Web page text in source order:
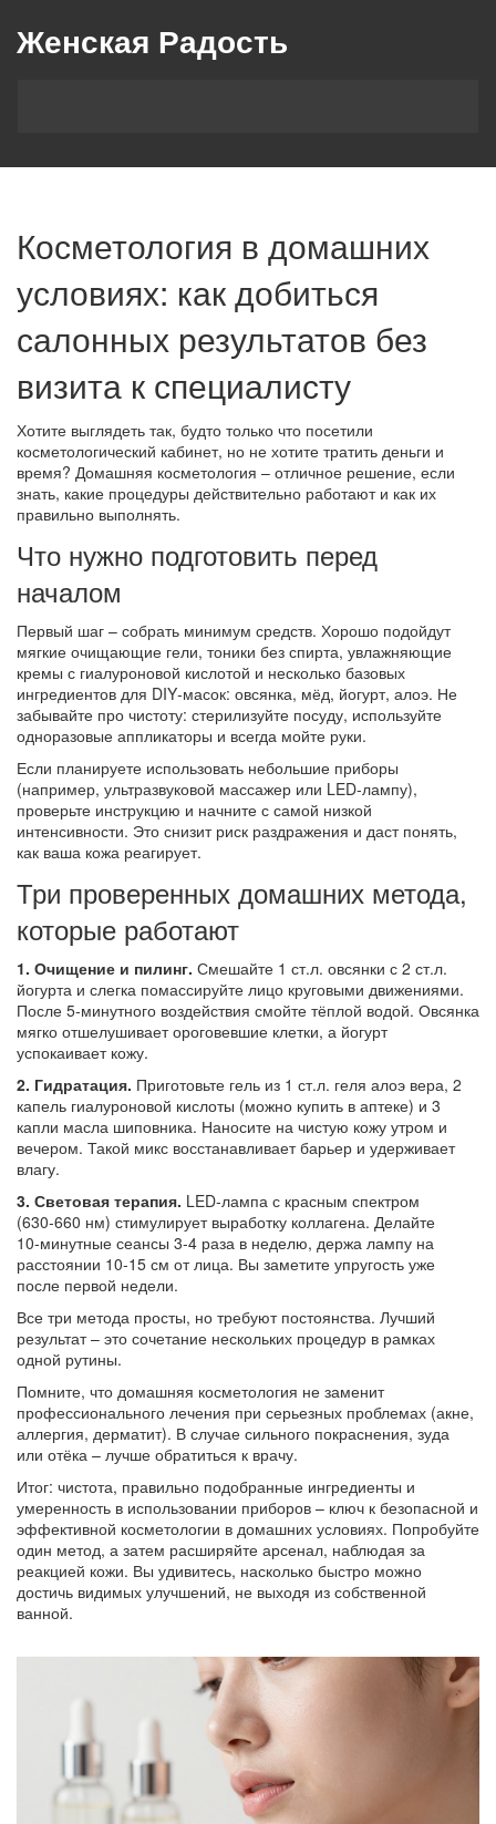
Женская Радость
Косметология в домашних
условиях: как добиться
салонных результатов без
визита к специалисту
Хотите выглядеть так, будто только что посетили
косметологический кабинет, но не хотите тратить деньги и
время? Домашняя косметология – отличное решение, если
знать, какие процедуры действительно работают и как их
правильно выполнять.
Что нужно подготовить перед
началом
Первый шаг – собрать минимум средств. Хорошо подойдут
мягкие очищающие гели, тоники без спирта, увлажняющие
кремы с гиалуроновой кислотой и несколько базовых
ингредиентов для DIY‑масок: овсянка, мёд, йогурт, алоэ. Не
забывайте про чистоту: стерилизуйте посуду, используйте
одноразовые аппликаторы и всегда мойте руки.
Если планируете использовать небольшие приборы
(например, ультразвуковой массажер или LED‑лампу),
проверьте инструкцию и начните с самой низкой
интенсивности. Это снизит риск раздражения и даст понять,
как ваша кожа реагирует.
Три проверенных домашних метода,
которые работают
1. Очищение и пилинг. Смешайте 1 ст.л. овсянки с 2 ст.л.
йогурта и слегка помассируйте лицо круговыми движениями.
После 5‑минутного воздействия смойте тёплой водой. Овсянка
мягко отшелушивает ороговевшие клетки, а йогурт
успокаивает кожу.
2. Гидратация. Приготовьте гель из 1 ст.л. геля алоэ вера, 2
капель гиалуроновой кислоты (можно купить в аптеке) и 3
капли масла шиповника. Наносите на чистую кожу утром и
вечером. Такой микс восстанавливает барьер и удерживает
влагу.
3. Световая терапия. LED‑лампа с красным спектром
(630‑660 нм) стимулирует выработку коллагена. Делайте
10‑минутные сеансы 3‑4 раза в неделю, держа лампу на
расстоянии 10‑15 см от лица. Вы заметите упругость уже
после первой недели.
Все три метода просты, но требуют постоянства. Лучший
результат – это сочетание нескольких процедур в рамках
одной рутины.
Помните, что домашняя косметология не заменит
профессионального лечения при серьезных проблемах (акне,
аллергия, дерматит). В случае сильного покраснения, зуда
или отёка – лучше обратиться к врачу.
Итог: чистота, правильно подобранные ингредиенты и
умеренность в использовании приборов – ключ к безопасной и
эффективной косметологии в домашних условиях. Попробуйте
один метод, а затем расширяйте арсенал, наблюдая за
реакцией кожи. Вы удивитесь, насколько быстро можно
достичь видимых улучшений, не выходя из собственной
ванной.